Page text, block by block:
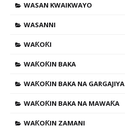
WASAN KWAIKWAYO
WASANNI
WAƘOƘI
WAƘOƘIN BAKA
WAƘOƘIN BAKA NA GARGAJIYA
WAƘOƘIN BAKA NA MAWAƘA
WAƘOƘIN ZAMANI